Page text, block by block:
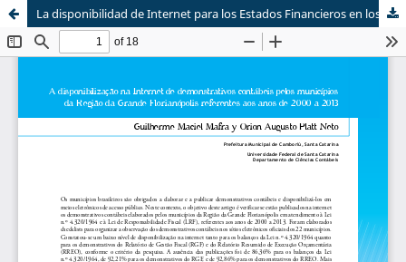
La disponibilidad de Internet para los Estados Financieros en los Municipios de la Región de Gran Florianópolis durante 2000-2013